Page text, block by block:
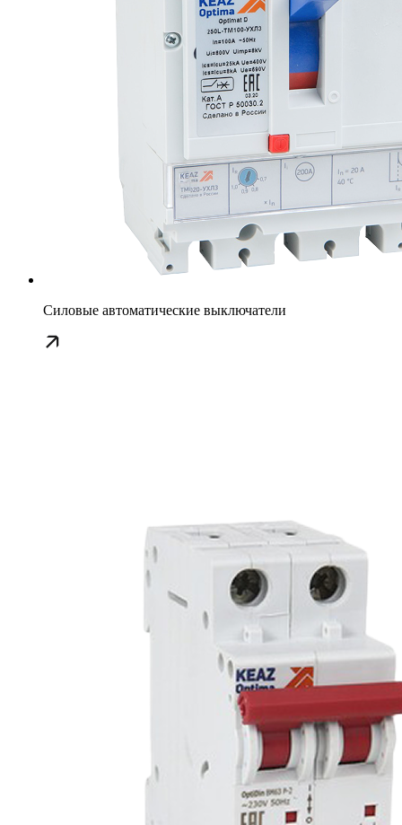
Силовые автоматические выключатели